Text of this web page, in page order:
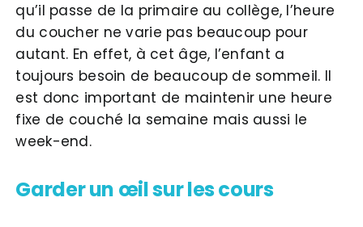
qu’il passe de la primaire au collège, l’heure
du coucher ne varie pas beaucoup pour
autant. En effet, à cet âge, l’enfant a
toujours besoin de beaucoup de sommeil. Il
est donc important de maintenir une heure
fixe de couché la semaine mais aussi le
week-end.
Garder un œil sur les cours